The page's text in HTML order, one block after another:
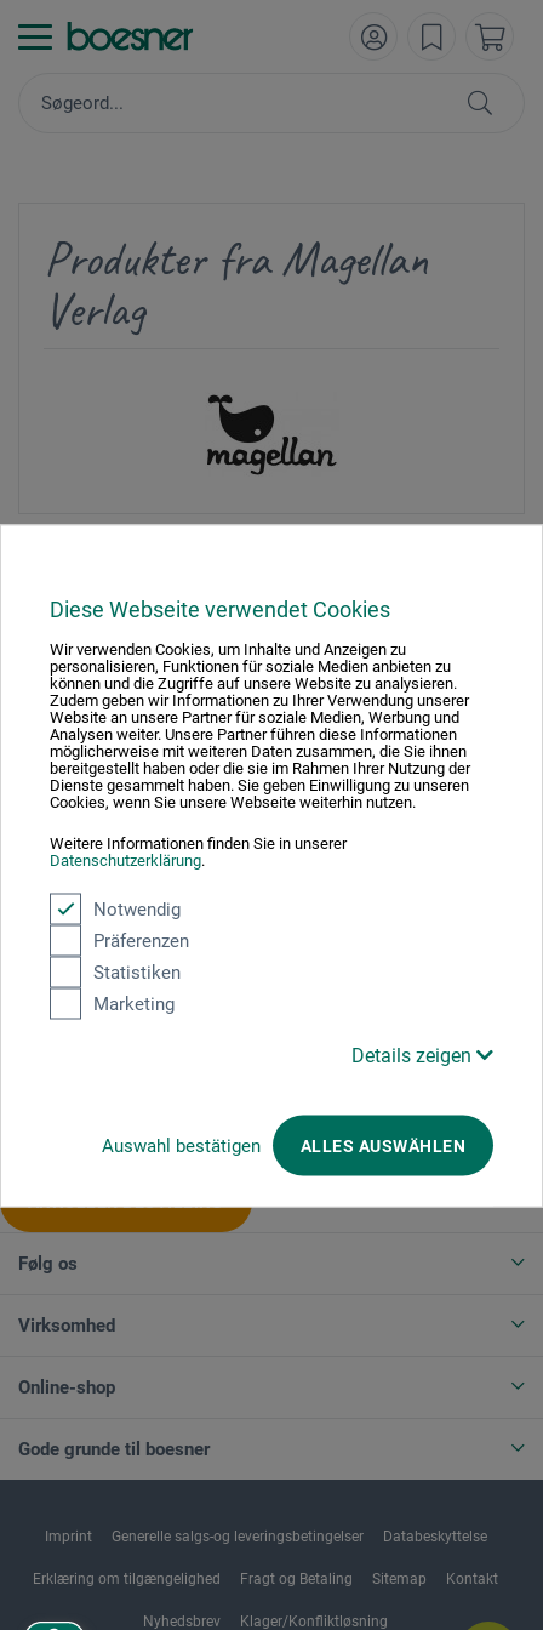
Diese Webseite verwendet Cookies
Wir verwenden Cookies, um Inhalte und Anzeigen zu
personalisieren, Funktionen für soziale Medien anbieten zu
können und die Zugriffe auf unsere Website zu analysieren.
Zudem geben wir Informationen zu Ihrer Verwendung unserer
Website an unsere Partner für soziale Medien, Werbung und
Analysen weiter. Unsere Partner führen diese Informationen
möglicherweise mit weiteren Daten zusammen, die Sie ihnen
bereitgestellt haben oder die sie im Rahmen Ihrer Nutzung der
Dienste gesammelt haben. Sie geben Einwilligung zu unseren
Cookies, wenn Sie unsere Webseite weiterhin nutzen.
Weitere Informationen finden Sie in unserer
Datenschutzerklärung.
Notwendig
Präferenzen
Statistiken
Marketing
Details zeigen
Auswahl bestätigen ALLES AUSWÄHLEN
Produkter fra Magellan
Verlag
1
Absolut sikker
Betalingsmetoder
ANNULLER BESTILLING
Følg os
Virksomhed
Online-shop
Gode grunde til boesner
Imprint Generelle salgs-og leveringsbetingelser Databeskyttelse
Erklæring om tilgængelighed Fragt og Betaling Sitemap Kontakt
Nyhedsbrev Klager/Konfliktløsning